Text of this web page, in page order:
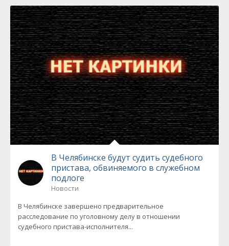
В Челябинске будут судить судебного
пристава, обвиняемого в служебном
подлоге
Новости
В Челябинске завершено предварительное
расследование по уголовному делу в отношении
судебного пристава-исполнителя...